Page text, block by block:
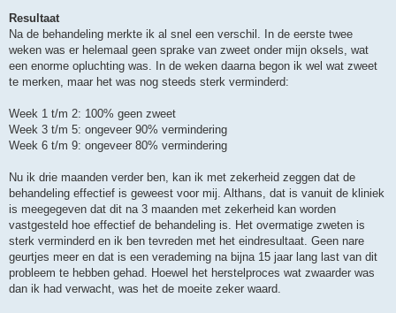
Resultaat
Na de behandeling merkte ik al snel een verschil. In de eerste twee
weken was er helemaal geen sprake van zweet onder mijn oksels, wat
een enorme opluchting was. In de weken daarna begon ik wel wat zweet
te merken, maar het was nog steeds sterk verminderd:
Week 1 t/m 2: 100% geen zweet
Week 3 t/m 5: ongeveer 90% vermindering
Week 6 t/m 9: ongeveer 80% vermindering
Nu ik drie maanden verder ben, kan ik met zekerheid zeggen dat de
behandeling effectief is geweest voor mij. Althans, dat is vanuit de kliniek
is meegegeven dat dit na 3 maanden met zekerheid kan worden
vastgesteld hoe effectief de behandeling is. Het overmatige zweten is
sterk verminderd en ik ben tevreden met het eindresultaat. Geen nare
geurtjes meer en dat is een verademing na bijna 15 jaar lang last van dit
probleem te hebben gehad. Hoewel het herstelproces wat zwaarder was
dan ik had verwacht, was het de moeite zeker waard.